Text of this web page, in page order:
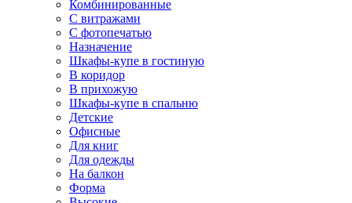
Комбинированные
С витражами
С фотопечатью
Назначение
Шкафы-купе в гостиную
В коридор
В прихожую
Шкафы-купе в спальню
Детские
Офисные
Для книг
Для одежды
На балкон
Форма